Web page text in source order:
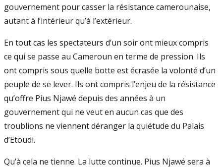
gouvernement pour casser la résistance camerounaise,
autant à l’intérieur qu’à l’extérieur.
En tout cas les spectateurs d’un soir ont mieux compris
ce qui se passe au Cameroun en terme de pression. Ils
ont compris sous quelle botte est écrasée la volonté d’un
peuple de se lever. Ils ont compris l’enjeu de la résistance
qu’offre Pius Njawé depuis des années à un
gouvernement qui ne veut en aucun cas que des
troublions ne viennent déranger la quiétude du Palais
d’Etoudi.
Qu’à cela ne tienne. La lutte continue. Pius Njawé sera à